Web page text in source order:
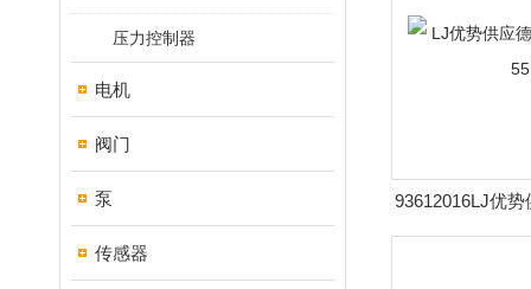
压力控制器
电机
阀门
泵
传感器
93612016LJ优
制